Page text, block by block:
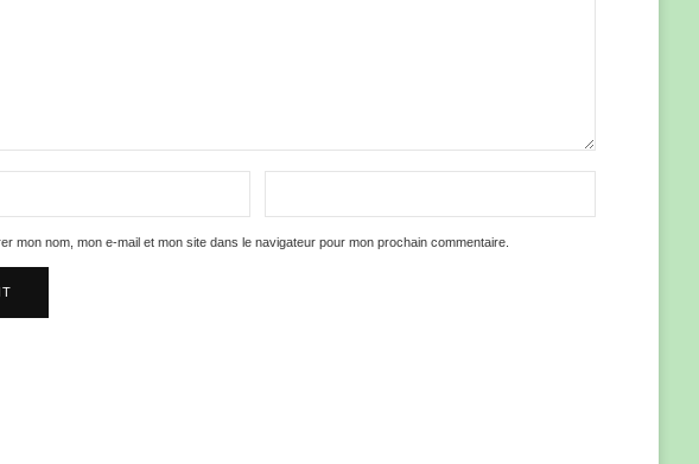
mon nom, mon e-mail et mon site dans le navigateur pour mon prochain commentaire.